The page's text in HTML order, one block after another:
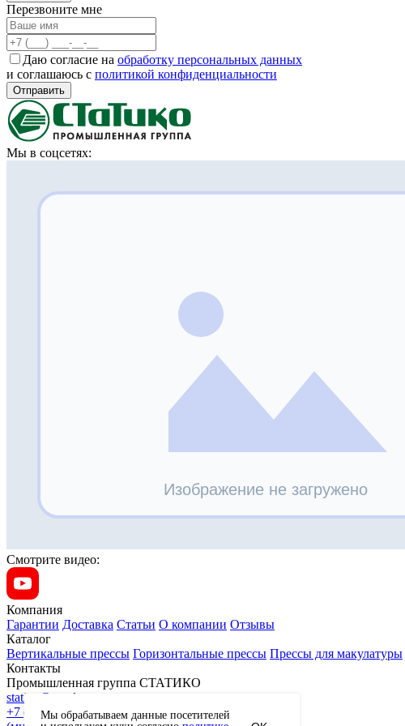
Перезвоните мне
Даю согласие на обработку персональных данных
и соглашаюсь с политикой конфиденциальности
Отправить
Мы обрабатываем данные посетителей
Мы в соцсетях:
Смотрите видео:
Компания
Гарантии Доставка Статьи О компании Отзывы
Каталог
Вертикальные прессы Горизонтальные прессы Прессы для макулатуры
Контакты
Промышленная группа СТАТИКО
statico@yandex.ru
+7 (495) 739-71-01